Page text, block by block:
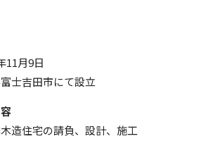
11月9日
士吉田市にて設立
木造住宅の請負、設計、施工